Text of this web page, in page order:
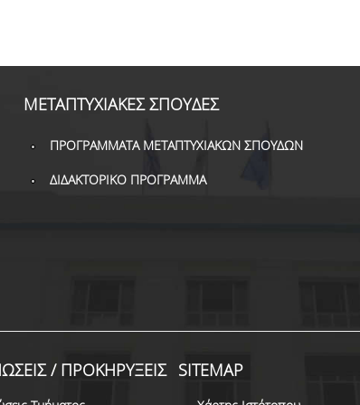
ΜΕΤΑΠΤΥΧΙΑΚΕΣ ΣΠΟΥΔΕΣ
ΠΡΟΓΡΑΜΜΑΤΑ ΜΕΤΑΠΤΥΧΙΑΚΩΝ ΣΠΟΥΔΩΝ
ΔΙΔΑΚΤΟΡΙΚΟ ΠΡΟΓΡΑΜΜΑ
/ ΠΡΟΚΗΡΥΞΕΙΣ SITEMAP